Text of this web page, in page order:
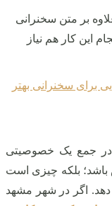
بر متن سخنرانی
این کار هم نیاز
در جمع یک خصوصیتی
باشد؛ بلکه چیزی است
اگر در شهر مشهد